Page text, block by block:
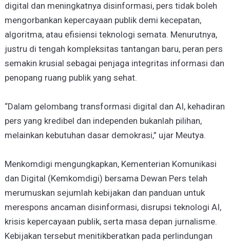
digital dan meningkatnya disinformasi, pers tidak boleh
mengorbankan kepercayaan publik demi kecepatan,
algoritma, atau efisiensi teknologi semata. Menurutnya,
justru di tengah kompleksitas tantangan baru, peran pers
semakin krusial sebagai penjaga integritas informasi dan
penopang ruang publik yang sehat.
“Dalam gelombang transformasi digital dan AI, kehadiran
pers yang kredibel dan independen bukanlah pilihan,
melainkan kebutuhan dasar demokrasi,” ujar Meutya.
Menkomdigi mengungkapkan, Kementerian Komunikasi
dan Digital (Kemkomdigi) bersama Dewan Pers telah
merumuskan sejumlah kebijakan dan panduan untuk
merespons ancaman disinformasi, disrupsi teknologi AI,
krisis kepercayaan publik, serta masa depan jurnalisme.
Kebijakan tersebut menitikberatkan pada perlindungan